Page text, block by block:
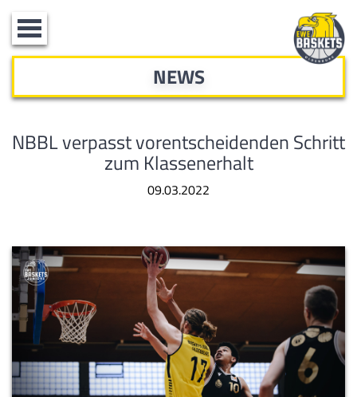
Toggle
navigation
NEWS
NBBL verpasst vorentscheidenden Schritt
zum Klassenerhalt
09.03.2022